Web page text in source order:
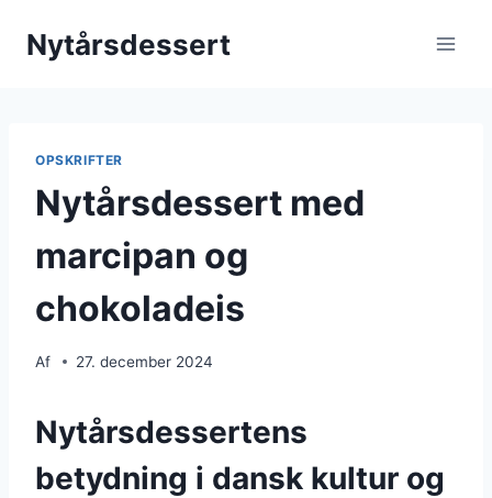
Nytårsdessert
OPSKRIFTER
Nytårsdessert med
marcipan og
chokoladeis
Af 27. december 2024
Nytårsdessertens
betydning i dansk kultur og